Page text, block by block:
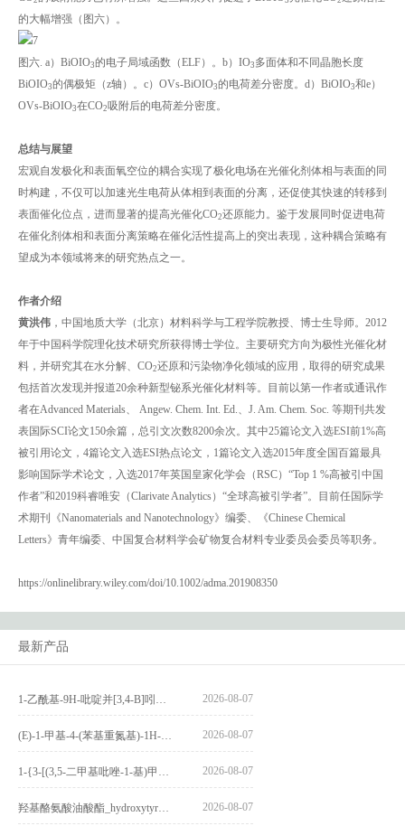
的大幅增强（图六）。
图六. a）BiOIO3的电子局域函数（ELF）。b）IO3 多面体和不同晶胞长度
BiOIO3的偶极矩（z轴）。c）OVs-BiOIO3的电荷差分密度。d）BiOIO3和e）
OVs-BiOIO3在CO2吸附后的电荷差分密度。
总结与展望
宏观自发极化和表面氧空位的耦合实现了极化电场在光催化剂体相与表面的同
时构建，不仅可以加速光生电荷从体相到表面的分离，还促使其快速的转移到
表面催化位点，进而显著的提高光催化CO2还原能力。鉴于发展同时促进电荷
在催化剂体相和表面分离策略在催化活性提高上的突出表现，这种耦合策略有
望成为本领域将来的研究热点之一。
作者介绍
黄洪伟 ，中国地质大学（北京）材料科学与工程学院教授、博士生导师。2012
年于中国科学院理化技术研究所获得博士学位。主要研究方向为极性光催化材
料，并研究其在水分解、CO2还原和污染物净化领域的应用，取得的研究成果
包括首次发现并报道20余种新型铋系光催化材料等。目前以第一作者或通讯作
者在Advanced Materials、 Angew. Chem. Int. Ed.、J. Am. Chem. Soc. 等期刊共发
表国际SCI论文150余篇，总引文次数8200余次。其中25篇论文入选ESI前1%高
被引用论文，4篇论文入选ESI热点论文，1篇论文入选2015年度全国百篇最具
影响国际学术论文，入选2017年英国皇家化学会（RSC）“Top 1 %高被引中国
作者”和2019科睿唯安（Clarivate Analytics）“全球高被引学者”。目前任国际学
术期刊《Nanomaterials and Nanotechnology》编委、《Chinese Chemical
Letters》青年编委、中国复合材料学会矿物复合材料专业委员会委员等职务。
https://onlinelibrary.wiley.com/doi/10.1002/adma.201908350
最新产品
2026-08-07
2026-08-07
2026-08-07
2026-08-07